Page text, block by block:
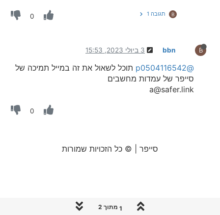
B תגובה 1 0
B
bbn 3 ביולי 2023, 15:53
@p0504116542
תוכל לשאול את זה במייל תמיכה של
סייפר של עמדות מחשבים
a@safer.link
0
1 מתוך 2
סייפר | © כל הזכויות שמורות